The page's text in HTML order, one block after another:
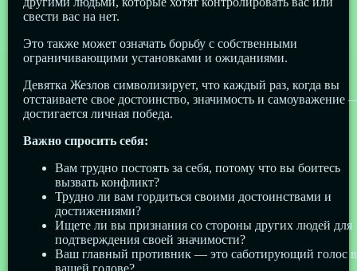
свести вас на нет.
Это также может означать борьбу с собственными
ограничивающими установками и ожиданиями.
Девятка Жезлов символизирует, что каждый раз, когда вы
отстаиваете свое достоинство, значимость и самоуважение
достигается личная победа.
Важно спросить себя:
Вам трудно постоять за себя, потому что вы боитесь
вызвать конфликт?
Трудно ли вам гордиться своими достоинствами и
достижениями?
Ищете ли вы признания со стороны других людей для
подтверждения своей значимости?
Ваш главный противник — это саботирующий голос в